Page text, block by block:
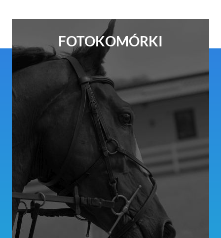
FOTOKOMÓRKI